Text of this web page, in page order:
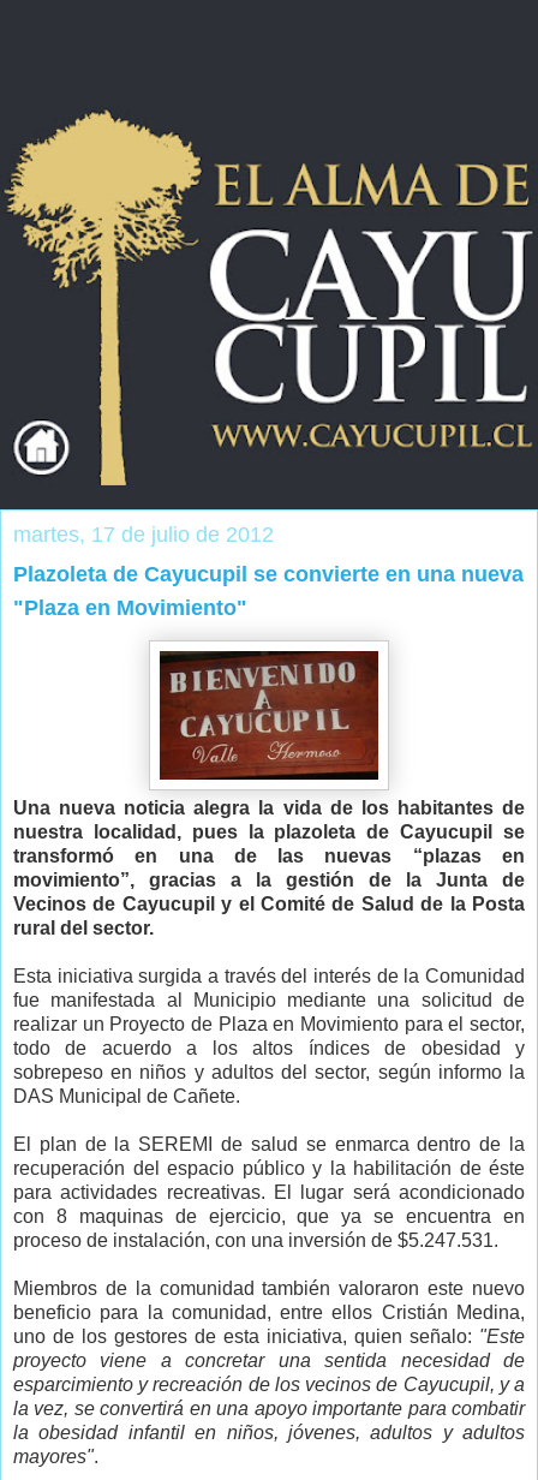
martes, 17 de julio de 2012
Plazoleta de Cayucupil se convierte en una nueva
"Plaza en Movimiento"
Una nueva noticia alegra la vida de los habitantes de
nuestra localidad, pues la plazoleta de Cayucupil se
transformó en una de las nuevas “plazas en
movimiento”, gracias a la gestión de la Junta de
Vecinos de Cayucupil y el Comité de Salud de la Posta
rural del sector.
Esta iniciativa surgida a través del interés de la Comunidad
fue manifestada al Municipio mediante una solicitud de
realizar un Proyecto de Plaza en Movimiento para el sector,
todo de acuerdo a los altos índices de obesidad y
sobrepeso en niños y adultos del sector, según informo la
DAS Municipal de Cañete.
El plan de la SEREMI de salud se enmarca dentro de la
recuperación del espacio público y la habilitación de éste
para actividades recreativas. El lugar será acondicionado
con 8 maquinas de ejercicio, que ya se encuentra en
proceso de instalación, con una inversión de $5.247.531.
Miembros de la comunidad también valoraron este nuevo
beneficio para la comunidad, entre ellos Cristián Medina,
uno de los gestores de esta iniciativa, quien señalo: "Este
proyecto viene a concretar una sentida necesidad de
esparcimiento y recreación de los vecinos de Cayucupil, y a
la vez, se convertirá en una apoyo importante para combatir
la obesidad infantil en niños, jóvenes, adultos y adultos
mayores".